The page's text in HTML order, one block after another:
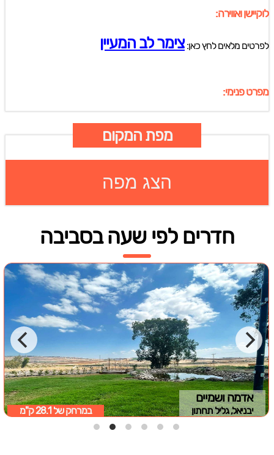
לוקיישן ואווירה:
לפרטים מלאים לחץ כאן:צימר לב המעיין
מפרט פנימי:
מפת המקום
הצג מפה
חדרים לפי שעה בסביבה
אדמה ושמיים
יבניאל, גליל תחתון במרחק של 28.1 ק"מ